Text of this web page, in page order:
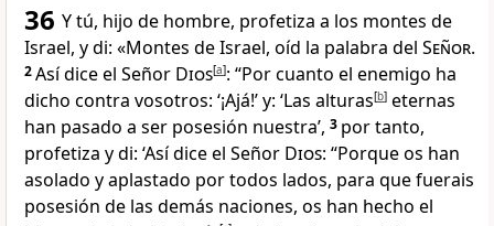
36 Y tú, hijo de hombre, profetiza a los montes de
Israel, y di: «Montes de Israel, oíd la palabra del Señor.
2Así dice el Señor Dios[a]: “Por cuanto el enemigo ha
dicho contra vosotros: ‘¡Ajá!’ y: ‘Las alturas[b] eternas
han pasado a ser posesión nuestra’, 3 por tanto,
profetiza y di: ‘Así dice el Señor Dios: “Porque os han
asolado y aplastado por todos lados, para que fuerais
posesión de las demás naciones, os han hecho el